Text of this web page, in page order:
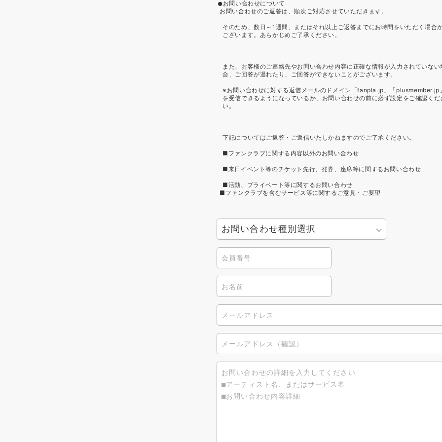
お問い合わせについて
お問い合わせのご返答は、順次ご対応させていただきます。
そのため、数日～1週間、またはそれ以上ご返答までにお時間をいただく場合
ございます。あらかじめご了承ください。
また、お客様のご連絡先やお問い合わせ内容に正確な情報が入力されていない
合、ご回答が遅れたり、ご回答ができないことがございます。
※お問い合わせに対する返信メールのドメイン「fanpla.jp」「plusmember.jp」
を受信できるようになっているか、お問い合わせの前に必ず設定をご確認くだ
い。
下記についてはご返答・ご返信いたしかねますのでご了承ください。
■ファンクラブに関する内容以外のお問い合わせ
■来日イベント等のチケット先行、発券、座席等に関するお問い合わせ
■活動、プライベート等に関するお問い合わせ
■ファンクラブを含むサービス等に関するご意見・ご要望